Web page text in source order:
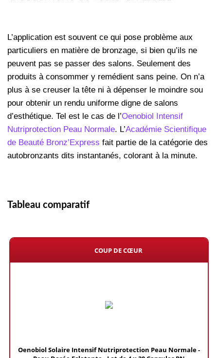
L’application est souvent ce qui pose problème aux
particuliers en matière de bronzage, si bien qu’ils ne
peuvent pas se passer des salons. Seulement des
produits à consommer y remédient sans peine. On n’a
plus à se creuser la tête ni à dépenser le moindre sou
pour obtenir un rendu uniforme digne de salons
d’esthétique. Tel est le cas de l’Oenobiol Intensif
Nutriprotection Peau Normale. L’Académie Scientifique
de Beauté Bronz’Express fait partie de la catégorie des
autobronzants dits instantanés, colorant à la minute.
Tableau comparatif
COUP DE CŒUR
Oenobiol Solaire Intensif Nutriprotection Peau Normale -